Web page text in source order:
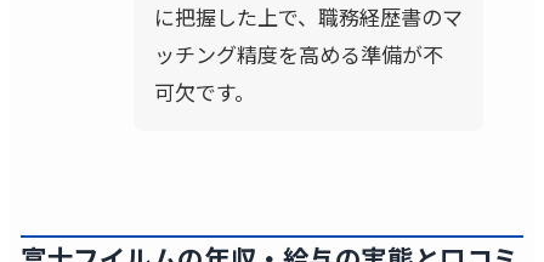
に把握した上で、職務経歴書のマ
ッチング精度を高める準備が不
可欠です。